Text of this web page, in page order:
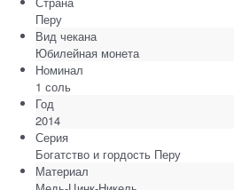
Перу
Вид чекана
Юбилейная монета
Номинал
1 соль
Год
2014
Серия
Богатство и гордость Перу
Материал